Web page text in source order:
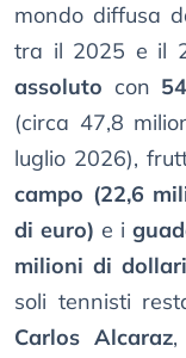
mondo diffusa
tra il 2025 e il
assoluto con
(circa 47,8
luglio 2026),
campo (22,6
di euro) e i
milioni di
soli tennisti
Carlos Alcaraz,